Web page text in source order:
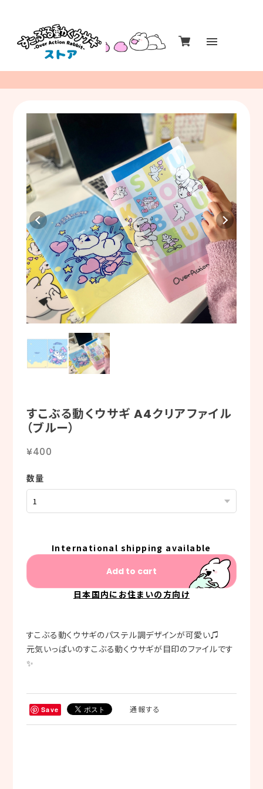
すこぶる動くウサギ A4クリアファイル
（ブルー）
¥400
数量
International shipping available
Add to cart
日本国内にお住まいの方向け
すこぶる動くウサギのパステル調デザインが可愛い♫
元気いっぱいのすこぶる動くウサギが目印のファイルです
✨
Save 通報する